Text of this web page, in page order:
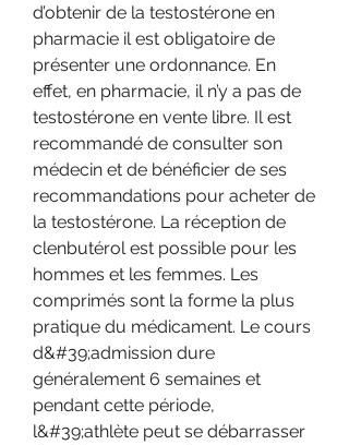
d’obtenir de la testostérone en
pharmacie il est obligatoire de
présenter une ordonnance. En
effet, en pharmacie, il n’y a pas de
testostérone en vente libre. Il est
recommandé de consulter son
médecin et de bénéficier de ses
recommandations pour acheter de
la testostérone. La réception de
clenbutérol est possible pour les
hommes et les femmes. Les
comprimés sont la forme la plus
pratique du médicament. Le cours
d&#39;admission dure
généralement 6 semaines et
pendant cette période,
l&#39;athlète peut se débarrasser